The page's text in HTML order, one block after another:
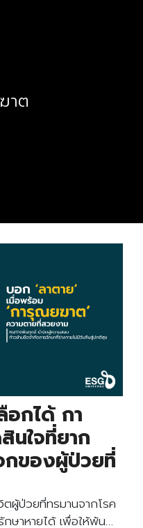
าต
อกได้ กา
ใจที่ยาก
กของผู้ป่วยที่
ผู้ป่วยที่ทรมานจากโรค
กษาหายได้ เพื่อให้พ้น…